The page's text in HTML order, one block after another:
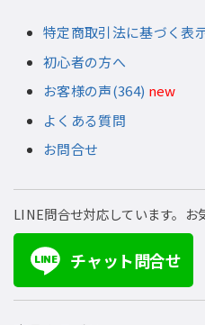
特定商取引法に基づく表
初心者の方へ
お客様の声(364) new
よくある質問
お問合せ
LINE問合せ対応しています。お
LINE チャット問合せ